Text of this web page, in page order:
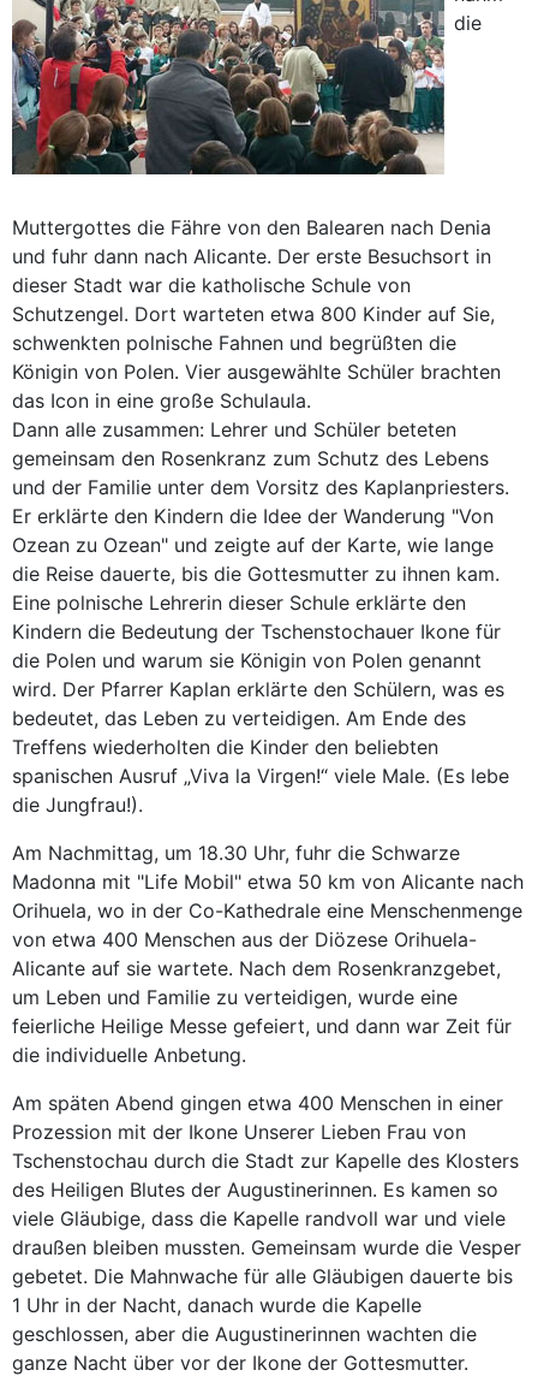
die
Muttergottes die Fähre von den Balearen nach Denia
und fuhr dann nach Alicante. Der erste Besuchsort in
dieser Stadt war die katholische Schule von
Schutzengel. Dort warteten etwa 800 Kinder auf Sie,
schwenkten polnische Fahnen und begrüßten die
Königin von Polen. Vier ausgewählte Schüler brachten
das Icon in eine große Schulaula.
Dann alle zusammen: Lehrer und Schüler beteten
gemeinsam den Rosenkranz zum Schutz des Lebens
und der Familie unter dem Vorsitz des Kaplanpriesters.
Er erklärte den Kindern die Idee der Wanderung "Von
Ozean zu Ozean" und zeigte auf der Karte, wie lange
die Reise dauerte, bis die Gottesmutter zu ihnen kam.
Eine polnische Lehrerin dieser Schule erklärte den
Kindern die Bedeutung der Tschenstochauer Ikone für
die Polen und warum sie Königin von Polen genannt
wird. Der Pfarrer Kaplan erklärte den Schülern, was es
bedeutet, das Leben zu verteidigen. Am Ende des
Treffens wiederholten die Kinder den beliebten
spanischen Ausruf „Viva la Virgen!“ viele Male. (Es lebe
die Jungfrau!).
Am Nachmittag, um 18.30 Uhr, fuhr die Schwarze
Madonna mit "Life Mobil" etwa 50 km von Alicante nach
Orihuela, wo in der Co-Kathedrale eine Menschenmenge
von etwa 400 Menschen aus der Diözese Orihuela-
Alicante auf sie wartete. Nach dem Rosenkranzgebet,
um Leben und Familie zu verteidigen, wurde eine
feierliche Heilige Messe gefeiert, und dann war Zeit für
die individuelle Anbetung.
Am späten Abend gingen etwa 400 Menschen in einer
Prozession mit der Ikone Unserer Lieben Frau von
Tschenstochau durch die Stadt zur Kapelle des Klosters
des Heiligen Blutes der Augustinerinnen. Es kamen so
viele Gläubige, dass die Kapelle randvoll war und viele
draußen bleiben mussten. Gemeinsam wurde die Vesper
gebetet. Die Mahnwache für alle Gläubigen dauerte bis
1 Uhr in der Nacht, danach wurde die Kapelle
geschlossen, aber die Augustinerinnen wachten die
ganze Nacht über vor der Ikone der Gottesmutter.